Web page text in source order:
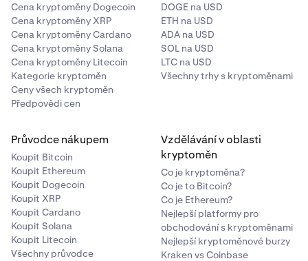
Cena kryptoměny Dogecoin
Cena kryptoměny XRP
Cena kryptoměny Cardano
Cena kryptoměny Solana
Cena kryptoměny Litecoin
Kategorie kryptoměn
Ceny všech kryptoměn
Předpovědi cen
DOGE na USD
ETH na USD
ADA na USD
SOL na USD
LTC na USD
Všechny trhy s kryptoměnami
Průvodce nákupem
Koupit Bitcoin
Koupit Ethereum
Koupit Dogecoin
Koupit XRP
Koupit Cardano
Koupit Solana
Koupit Litecoin
Všechny průvodce
Vzdělávání v oblasti
kryptoměn
Co je kryptoměna?
Co je to Bitcoin?
Co je Ethereum?
Nejlepší platformy pro
obchodování s kryptoměnami
Nejlepší kryptoměnové burzy
Kraken vs Coinbase